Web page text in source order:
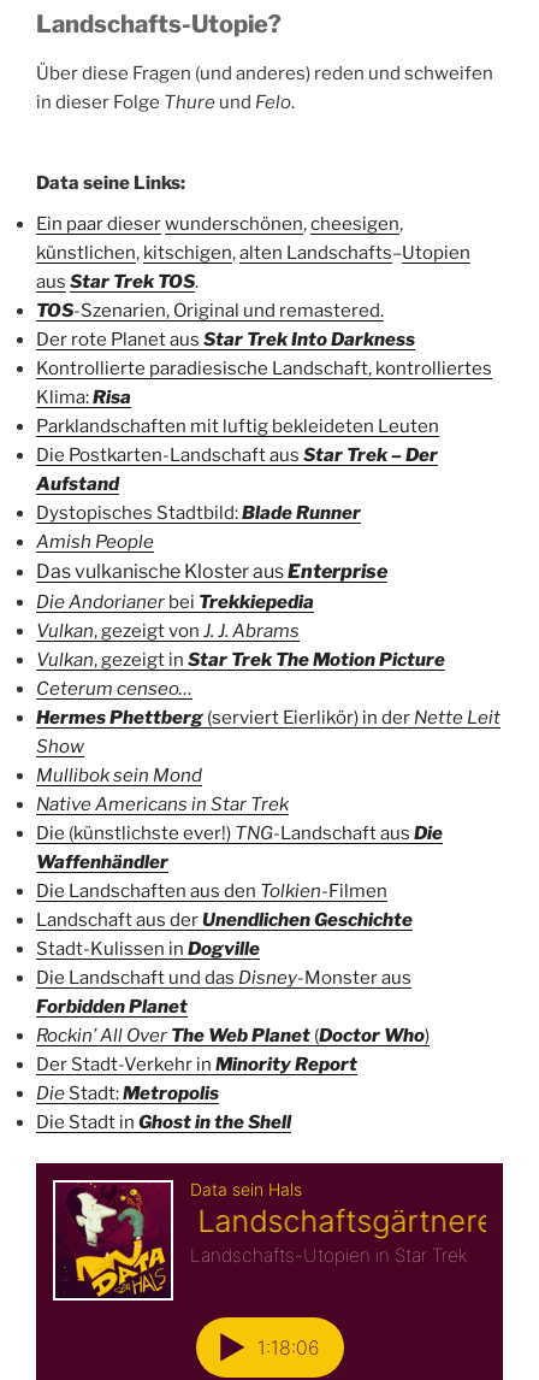
Landschafts-Utopie?
Über diese Fragen (und anderes) reden und schweifen
in dieser Folge Thure und Felo.
Data seine Links:
Ein paar dieserwunderschönen,cheesigen,
künstlichen, kitschigen,alten Landschafts–Utopien
aus Star Trek TOS.
TOS-Szenarien, Original und remastered.
Der rote Planet aus Star Trek Into Darkness
Kontrollierte paradiesische Landschaft, kontrolliertes
Klima:Risa
Parklandschaften mit luftig bekleideten Leuten
Die Postkarten-Landschaft aus Star Trek – Der
Aufstand
Dystopisches Stadtbild:Blade Runner
Amish People
Das vulkanische Kloster ausEnterprise
Die Andorianer bei Trekkiepedia
Vulkan, gezeigt von J. J. Abrams
Vulkan, gezeigt in Star Trek The Motion Picture
Ceterum censeo…
Hermes Phettberg (serviert Eierlikör) in der Nette Leit
Show
Mullibok sein Mond
Native Americans in Star Trek
Die (künstlichste ever!) TNG-Landschaft aus Die
Waffenhändler
Die Landschaften aus den Tolkien-Filmen
Landschaft aus derUnendlichen Geschichte
Stadt-Kulissen in Dogville
Die Landschaft und das Disney-Monster aus
Forbidden Planet
Rockin’ All Over The Web Planet (Doctor Who)
Der Stadt-Verkehr in Minority Report
Die Stadt:Metropolis
Die Stadt in Ghost in the Shell